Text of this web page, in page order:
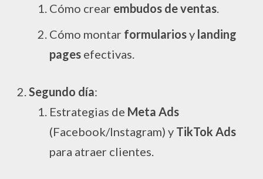
Cómo crear embudos de ventas
Cómo montar formulariosy landing
pages efectivas.
Segundo día:
Estrategias de Meta Ads
(Facebook/Instagram) y TikTok Ads
para atraer clientes.